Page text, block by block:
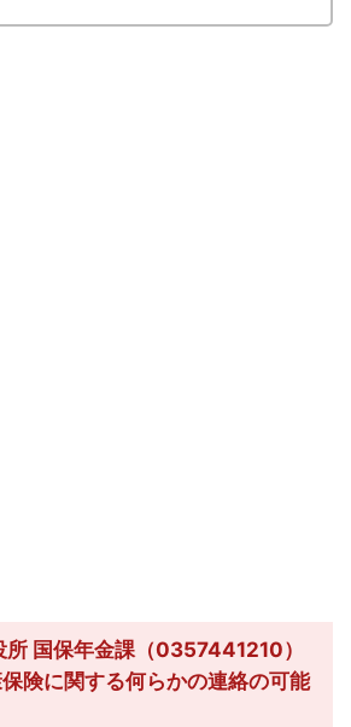
所 国保年金課（0357441210）
険に関する何らかの連絡の可能